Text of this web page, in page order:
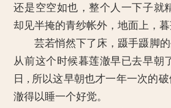
还是空空如也，整个人一下子就
却见半掩的青纱帐外，地面上，暮
芸若悄然下了床，蹑手蹑脚的
从前这个时候暮莲澈早已去早朝
日 , 所以这早朝也才一年一次的
澈得以睡一个好觉。